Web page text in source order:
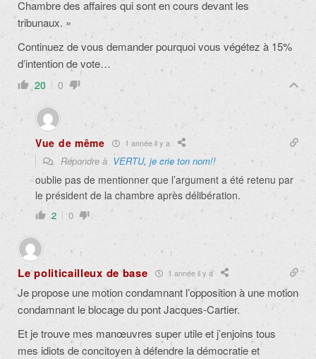
Chambre des affaires qui sont en cours devant les
tribunaux. »
Continuez de vous demander pourquoi vous végétez à 15%
d’intention de vote…
20 0
Vue de même 1 année il y a
Répondre à VERTU, je crie ton nom!!
oublie pas de mentionner que l’argument a été retenu par
le président de la chambre après délibération.
2 0
Le politicailleux de base 1 année il y a
Je propose une motion condamnant l’opposition à une motion
condamnant le blocage du pont Jacques-Cartier.
Et je trouve mes manœuvres super utile et j’enjoins tous
mes idiots de concitoyen à défendre la démocratie et